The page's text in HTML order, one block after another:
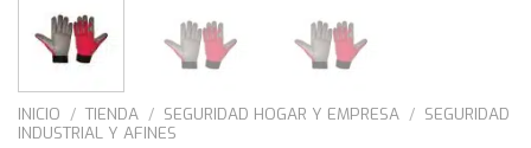
INICIO / TIENDA / SEGURIDAD HOGAR Y EMPRESA / SEGURIDAD
INDUSTRIAL Y AFINES